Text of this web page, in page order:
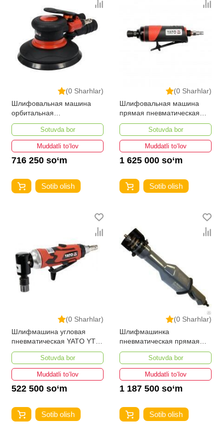
(0 Sharhlar)
Шлифовальная машина
орбитальная
пневматическая YATO YT-
09739 150 ммSotuvda bor
Muddatli to‘lov
716 250 so‘m
Sotib olish
(0 Sharhlar)
Шлифовальная машина
прямая пневматическая
YATO YT-0963
Sotuvda bor
Muddatli to‘lov
1 625 000 so‘m
Sotib olish
(0 Sharhlar)
Шлифмашина угловая
пневматическая YATO YT-
09676
Sotuvda bor
Muddatli to‘lov
522 500 so‘m
Sotib olish
(0 Sharhlar)
Шлифмашинка
пневматическая прямая
ИП-2009
Sotuvda bor
Muddatli to‘lov
1 187 500 so‘m
Sotib olish